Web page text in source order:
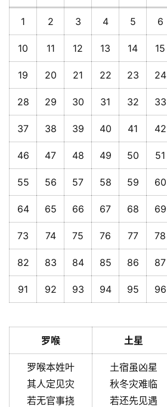
1 2 3 4 5 6
10 11 12 13 14 15
19 20 21 22 23 24
28 29 30 31 32 33
37 38 39 40 41 42
46 47 48 49 50 51
55 56 57 58 59 60
64 65 66 67 68 69
73 74 75 76 77 78
82 83 84 85 86 87
91 92 93 94 95 96
罗喉 土星
罗喉本姓叶
其人定见灾
若无官事挠
土宿虽凶星
秋冬灾难临
若还先见遇